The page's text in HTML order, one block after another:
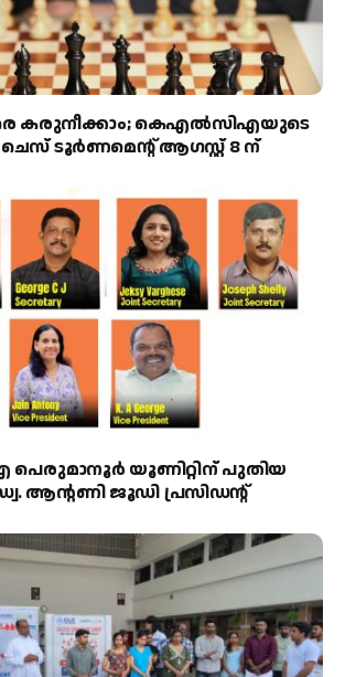
കരുനീക്കാം; കെഎൽസിഎയുടെ
ടൂർണമെന്റ് ആഗസ്റ്റ് 8 ന്
യൂണിറ്റിന് പുതിയ
ആന്റണി ജൂഡി പ്രസിഡന്റ്